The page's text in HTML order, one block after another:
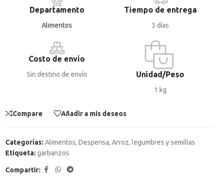
Departamento
Alimentos
Tiempo de entrega
3 días
Costo de envío
Sin destino de envío Unidad/Peso
1 kg
Compare Añadir a mis deseos
Categorías: Alimentos, Despensa, Arroz, legumbres y semillas
Etiqueta: garbanzos
Compartir: